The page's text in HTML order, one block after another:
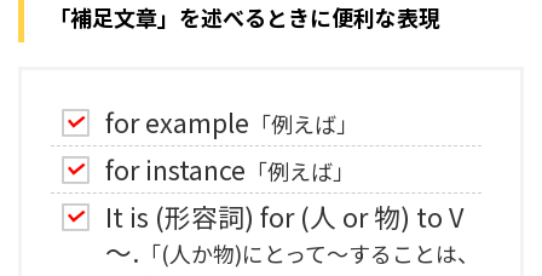
「補足文章」を述べるときに便利な表現
for example 「例えば」
for instance 「例えば」
It is (形容詞) for (人 or 物) to V
～. 「(人か物)にとって～することは、